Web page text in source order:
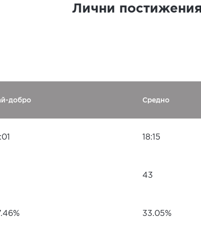
Лични
добро Средно
18:15
43
33.05%